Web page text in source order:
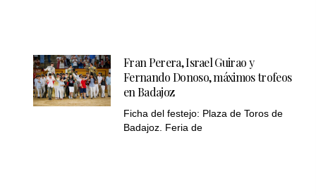
Fran Perera, Israel Guirao y
Fernando Donoso, máximos trofeos
en Badajoz
Ficha del festejo: Plaza de Toros de
Badajoz. Feria de